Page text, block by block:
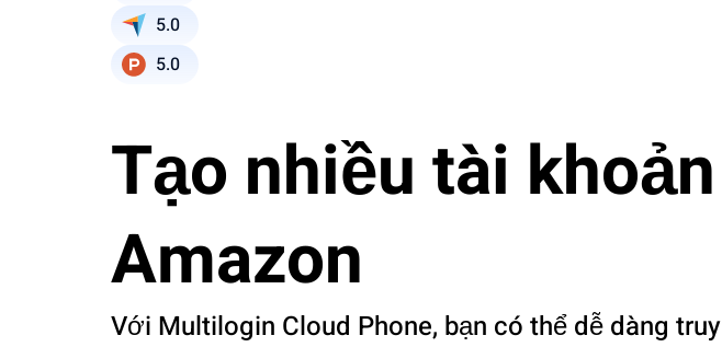
5.0
5.0
Tạo nhiều tài khoản
Amazon
Với Multilogin Cloud Phone, bạn có thể dễ dàng truy